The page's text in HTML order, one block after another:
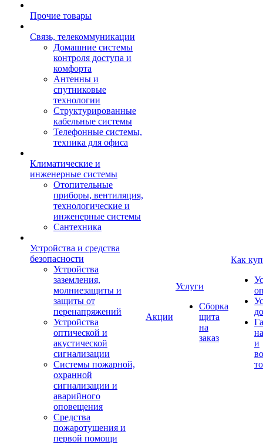
Прочие товары
Связь, телекоммуникации
Домашние системы
контроля доступа и
комфорта
Антенны и
спутниковые
технологии
Структурированные
кабельные системы
Телефонные системы,
техника для офиса
Климатические и
инженерные системы
Отопительные
приборы, вентиляция,
технологические и
инженерные системы
Сантехника
Устройства и средства
безопасности
Устройства
заземления,
молниезащиты и
защиты от
перенапряжений
Устройства
оптической и
акустической
сигнализации
Системы пожарной,
охранной
сигнализации и
аварийного
оповещения
Средства
пожаротушения и
первой помощи
Акции
Услуги
Сборка
щита
на
заказ
Как
и